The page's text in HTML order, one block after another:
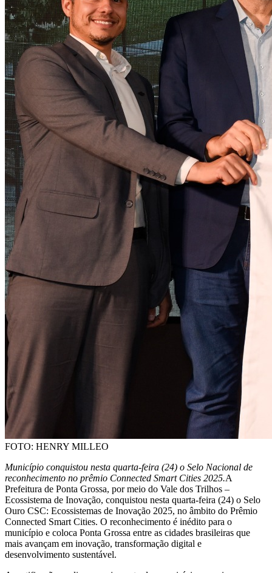
FOTO: HENRY MILLEO
Município conquistou nesta quarta-feira (24) o Selo Nacional de
reconhecimento no prêmio Connected Smart Cities 2025.A
Prefeitura de Ponta Grossa, por meio do Vale dos Trilhos –
Ecossistema de Inovação, conquistou nesta quarta-feira (24) o Selo
Ouro CSC: Ecossistemas de Inovação 2025, no âmbito do Prêmio
Connected Smart Cities. O reconhecimento é inédito para o
município e coloca Ponta Grossa entre as cidades brasileiras que
mais avançam em inovação, transformação digital e
desenvolvimento sustentável.